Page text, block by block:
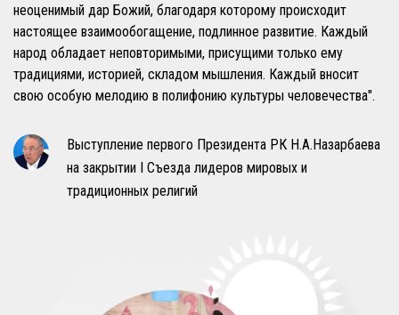
неоценимый дар Божий, благодаря которому происходит
настоящее взаимообогащение, подлинное развитие. Каждый
народ обладает неповторимыми, присущими только ему
традициями, историей, складом мышления. Каждый вносит
свою особую мелодию в полифонию культуры человечества".
Выступление первого Президента РК Н.А.Назарбаева
на закрытии I Съезда лидеров мировых и
традиционных религий